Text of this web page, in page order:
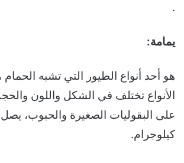
.
يمامة:
هو أحد أنواع الطيور التي تشبه الحمام
الأنواع تختلف في الشكل واللون
على البقوليات الصغيرة والحبوب، يصل
كيلوجرام.